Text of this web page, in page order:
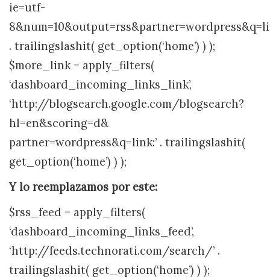
ie=utf-
. trailingslashit( get_option(‘home’) ) );
$more_link = apply_filters(
‘dashboard_incoming_links_link’,
‘http://blogsearch.google.com/blogsearch?
hl=en&scoring=d&
partner=wordpress&q=link:’ . trailingslashit(
get_option(‘home’) ) );
Y lo reemplazamos por este:
$rss_feed = apply_filters(
‘dashboard_incoming_links_feed’,
‘http://feeds.technorati.com/search/’ .
trailingslashit( get_option(‘home’) ) );